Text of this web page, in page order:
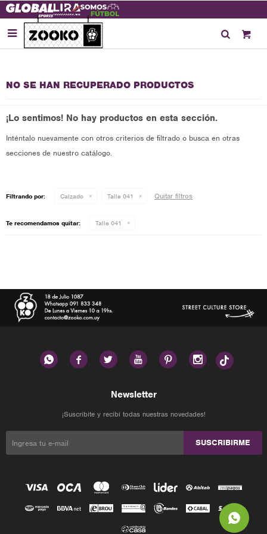

NO SE HAN RECUPERADO PRODUCTOS
¡Lo sentimos! No hay productos en esta sección.
Inténtalo nuevamente con otros criterios de filtrado o busca en otras
secciones de nuestro catálogo.
Filtrando por: Calzado Talle 041 Quitar filtros
Te recomendamos quitar: Talle 041
     
Newsletter
¡Suscribite y recibí todas nuestras novedades!
SUSCRIBIRME